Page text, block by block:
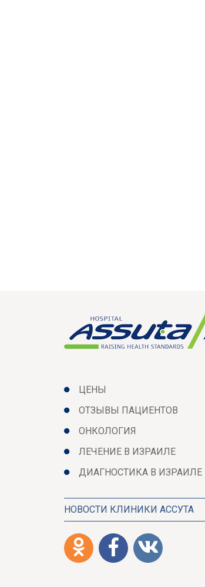
ЦЕНЫ
ОТЗЫВЫ ПАЦИЕНТОВ
ОНКОЛОГИЯ
ЛЕЧЕНИЕ В ИЗРАИЛЕ
ДИАГНОСТИКА В ИЗРАИЛЕ
НОВОСТИ КЛИНИКИ АССУТА